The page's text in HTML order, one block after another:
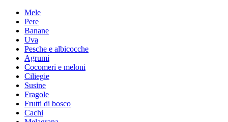
Mele
Pere
Banane
Uva
Pesche e albicocche
Agrumi
Cocomeri e meloni
Ciliegie
Susine
Fragole
Frutti di bosco
Cachi